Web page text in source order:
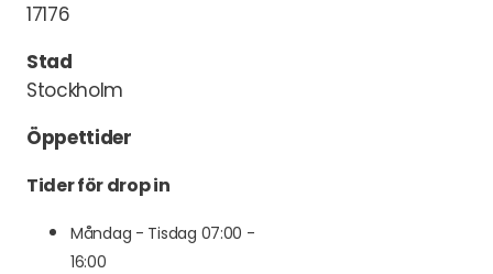
17176
Stad
Stockholm
Öppettider
Tider för drop in
Måndag - Tisdag 07:00 -
16:00